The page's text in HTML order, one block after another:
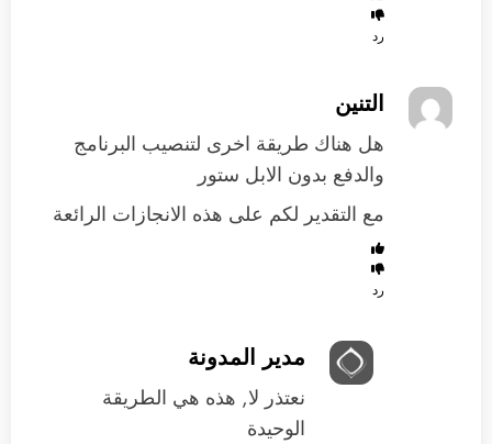
رد
التنين
هل هناك طريقة اخرى لتنصيب البرنامج
والدفع بدون الابل ستور
مع التقدير لكم على هذه الانجازات الرائعة
رد
مدير المدونة
نعتذر لا, هذه هي الطريقة
الوحيدة